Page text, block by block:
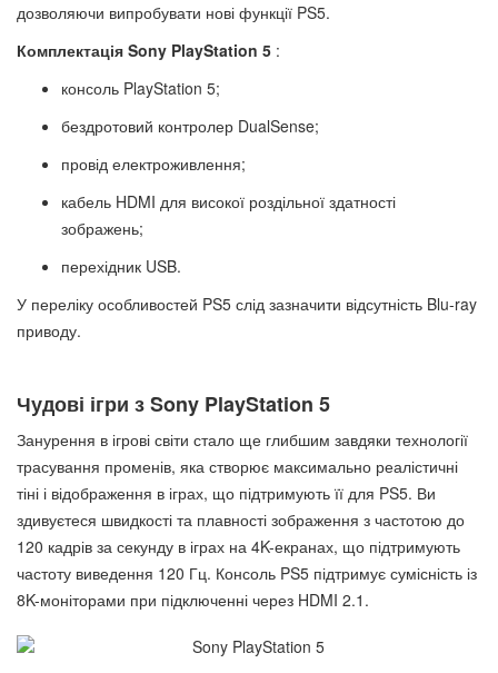
дозволяючи випробувати нові функції PS5.
Комплектація Sony PlayStation 5 :
консоль PlayStation 5;
бездротовий контролер DualSense;
провід електроживлення;
кабель HDMI для високої роздільної здатності
зображень;
перехідник USB.
У переліку особливостей PS5 слід зазначити відсутність Blu-ray
приводу.
Чудові ігри з Sony PlayStation 5
Занурення в ігрові світи стало ще глибшим завдяки технології
трасування променів, яка створює максимально реалістичні
тіні і відображення в іграх, що підтримують її для PS5. Ви
здивуєтеся швидкості та плавності зображення з частотою до
120 кадрів за секунду в іграх на 4K-екранах, що підтримують
частоту виведення 120 Гц. Консоль PS5 підтримує сумісність із
8K-моніторами при підключенні через HDMI 2.1.